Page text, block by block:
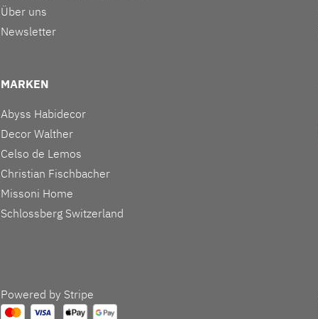
Über uns
Newsletter
MARKEN
Abyss Habidecor
Decor Walther
Celso de Lemos
Christian Fischbacher
Missoni Home
Schlossberg Switzerland
Powered by Stripe